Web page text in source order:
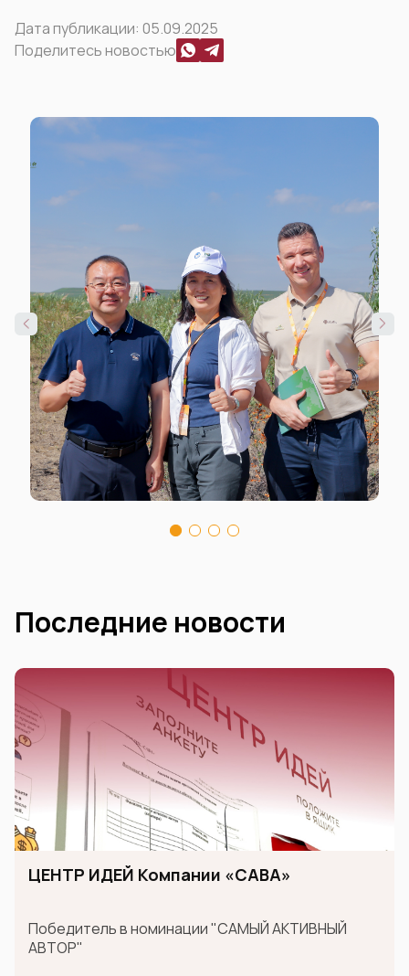
Дата публикации: 05.09.2025
Поделитесь новостью
Последние новости
ЦЕНТР ИДЕЙ Компании «САВА»
Победитель в номинации "САМЫЙ АКТИВНЫЙ
АВТОР"